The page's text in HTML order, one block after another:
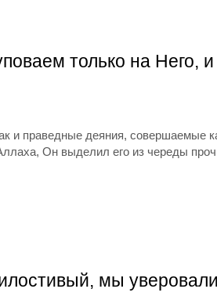
только на Него, и
и праведные деяния, совершаемые
Он выделил его из череды
мы уверовали